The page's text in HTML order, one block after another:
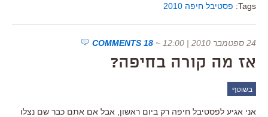
Tags: פסטיבל חיפה 2010
24 ספטמבר 2010 | 12:00 ~
18 COMMENTS
אז מה קורה בחיפה?
בשוטף
אני אגיע לפסטיבל חיפה רק ביום ראשון, אבל אם אתם כבר שם נצלו